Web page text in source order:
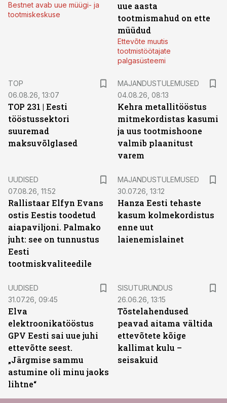
Bestnet avab uue müügi- ja
tootmiskeskuse
uue aasta
tootmismahud on ette
müüdud
Ettevõte muutis
tootmistöötajate
palgasüsteemi
TOP
06.08.26, 13:07
TOP 231 | Eesti
tööstussektori
suuremad
maksuvõlglased
MAJANDUSTULEMUSED
04.08.26, 08:13
Kehra metallitööstus
mitmekordistas kasumi
ja uus tootmishoone
valmib plaanitust
varem
UUDISED
07.08.26, 11:52
Rallistaar Elfyn Evans
ostis Eestis toodetud
aiapaviljoni. Palmako
juht: see on tunnustus
Eesti
tootmiskvaliteedile
MAJANDUSTULEMUSED
30.07.26, 13:12
Hanza Eesti tehaste
kasum kolmekordistus
enne uut
laienemislainet
UUDISED
31.07.26, 09:45
Elva
elektroonikatööstus
GPV Eesti sai uue juhi
ettevõtte seest.
„Järgmise sammu
astumine oli minu jaoks
lihtne“
SISUTURUNDUS
26.06.26, 13:15
Tõstelahendused
peavad aitama vältida
ettevõtete kõige
kallimat kulu –
seisakuid